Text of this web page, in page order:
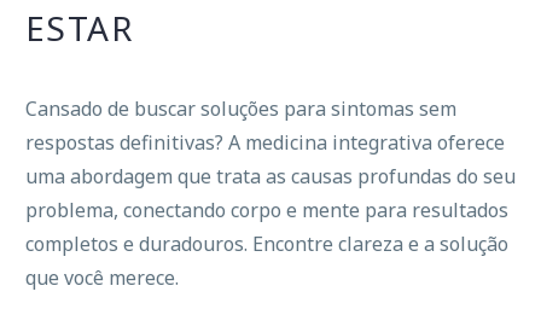
ESTAR
Cansado de buscar soluções para sintomas sem
respostas definitivas? A medicina integrativa oferece
uma abordagem que trata as causas profundas do seu
problema, conectando corpo e mente para resultados
completos e duradouros. Encontre clareza e a solução
que você merece.